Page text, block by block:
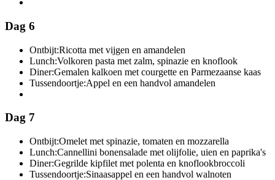
Dag 6
Ontbijt:Ricotta met vijgen en amandelen
Lunch:Volkoren pasta met zalm, spinazie en knoflook
Diner:Gemalen kalkoen met courgette en Parmezaanse kaas
Tussendoortje:Appel en een handvol amandelen
Dag 7
Ontbijt:Omelet met spinazie, tomaten en mozzarella
Lunch:Cannellini bonensalade met olijfolie, uien en paprika's
Diner:Gegrilde kipfilet met polenta en knoflookbroccoli
Tussendoortje:Sinaasappel en een handvol walnoten